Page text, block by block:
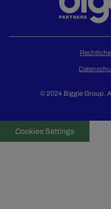
© 2024 Biggie Group.
Cookies Settings